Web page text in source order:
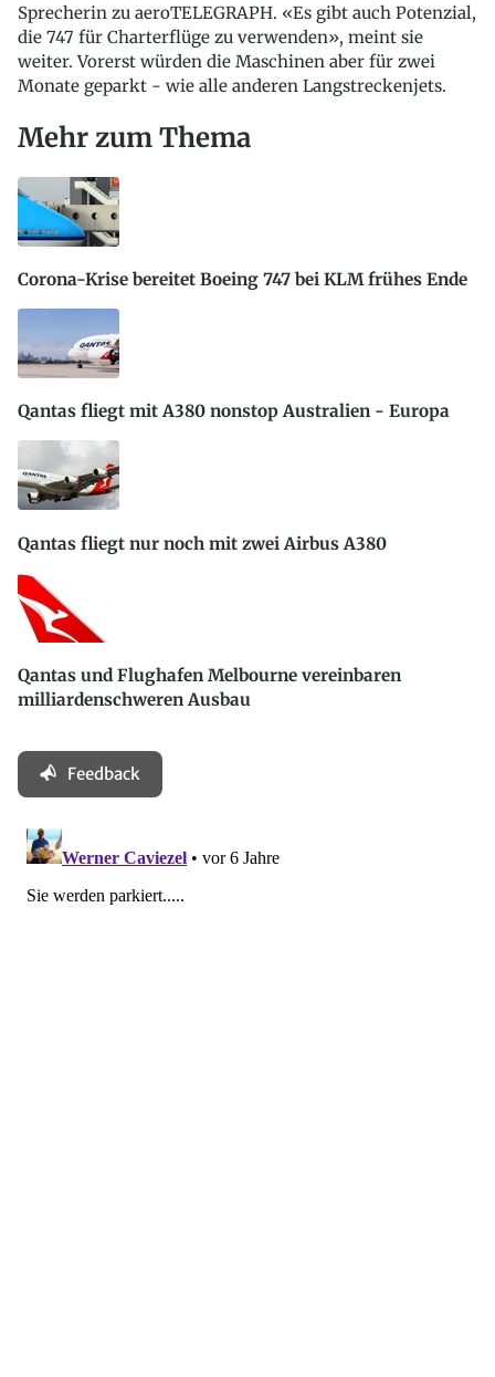
Sprecherin zu aeroTELEGRAPH. «Es gibt auch Potenzial,
die 747 für Charterflüge zu verwenden», meint sie
weiter. Vorerst würden die Maschinen aber für zwei
Monate geparkt - wie alle anderen Langstreckenjets.
Mehr zum Thema
Corona-Krise bereitet Boeing 747 bei KLM frühes Ende
Qantas fliegt mit A380 nonstop Australien - Europa
Qantas fliegt nur noch mit zwei Airbus A380
Qantas und Flughafen Melbourne vereinbaren
milliardenschweren Ausbau
Feedback